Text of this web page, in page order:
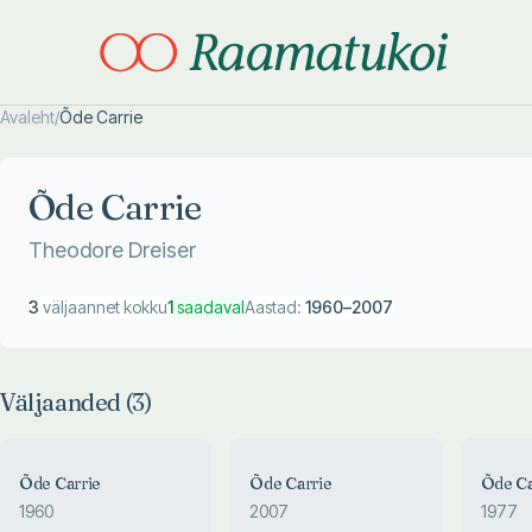
Avaleht/Õde Carrie
Õde Carrie
Theodore Dreiser
3 väljaannet kokku1saadavalAastad: 1960–2007
Väljaanded (3)
Õde Carrie
1960
Õde Carrie
2007
Õde
1977